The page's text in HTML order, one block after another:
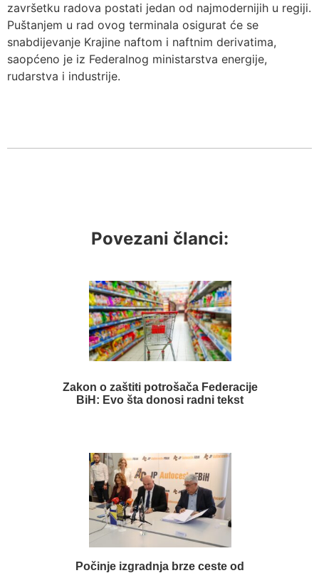
završetku radova postati jedan od najmodernijih u regiji.
Puštanjem u rad ovog terminala osigurat će se
snabdijevanje Krajine naftom i naftnim derivatima,
saopćeno je iz Federalnog ministarstva energije,
rudarstva i industrije.
Povezani članci:
Zakon o zaštiti potrošača Federacije
BiH: Evo šta donosi radni tekst
Počinje izgradnja brze ceste od